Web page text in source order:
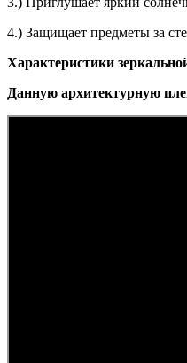
4.) Защищает предметы за
Характеристики
Данную архитектурную